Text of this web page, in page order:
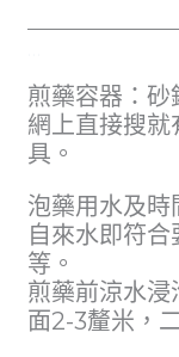
煎藥容器：砂
網上直接搜
具。
泡藥用水及時
自來水即符
等。
煎藥前涼水
面2-3釐米，